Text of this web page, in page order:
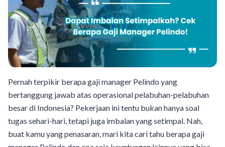
Pernah terpikir berapa gaji manager Pelindo yang
bertanggung jawab atas operasional pelabuhan-pelabuhan
besar di Indonesia? Pekerjaan ini tentu bukan hanya soal
tugas sehari-hari, tetapi juga imbalan yang setimpal. Nah,
buat kamu yang penasaran, mari kita cari tahu berapa gaji